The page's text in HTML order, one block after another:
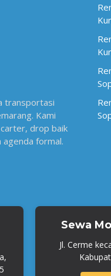
transportasi
Kami
drop baik
agenda formal.
Sewa
Jl. Cerme